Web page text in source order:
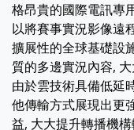
格昂貴的國際電訊專
以將賽事實況影像遠
擴展性的全球基礎設
質的多邊實況內容,
由於雲技術具備低延
他傳輸方式展現出更
益, 大大提升轉播機構